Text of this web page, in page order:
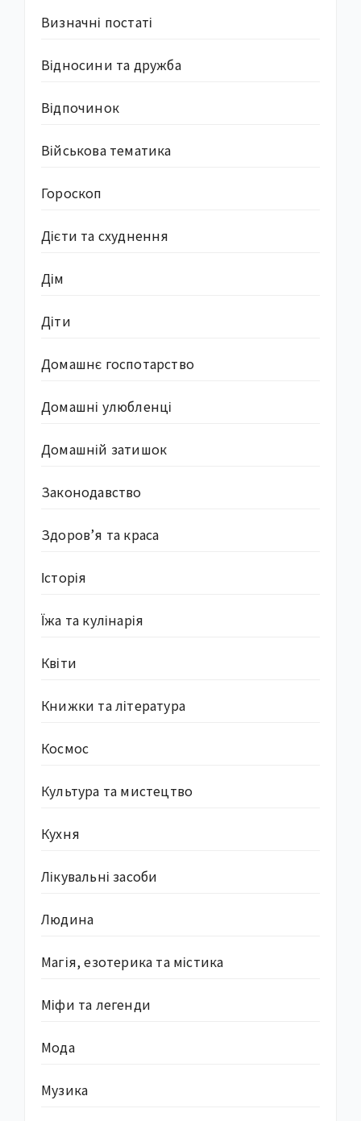
Визначні постаті
Відносини та дружба
Відпочинок
Військова тематика
Гороскоп
Дієти та схуднення
Дім
Діти
Домашнє госпотарство
Домашні улюбленці
Домашній затишок
Законодавство
Здоров’я та краса
Історія
Їжа та кулінарія
Квіти
Книжки та література
Космос
Культура та мистецтво
Кухня
Лікувальні засоби
Людина
Магія, езотерика та містика
Міфи та легенди
Мода
Музика